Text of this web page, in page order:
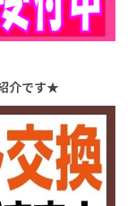
介です★